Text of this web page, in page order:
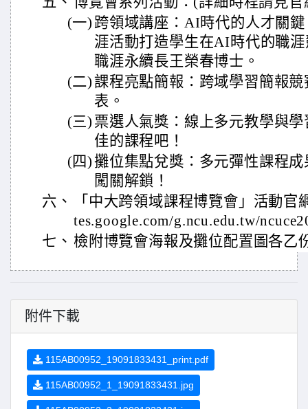
(一) 跨領域講座：AI時代的人才關
涯活動打造學生在AI時代的職
職涯永續長王榮春博士。
(二)課程亮點簡報：跨域學習簡報
表。
(三) 票選人氣獎：線上多元教學與
佳的課程吧！
(四)攤位集點兌獎：多元彈性課程
闖關解鎖！
六、
「中大跨領域課程博覽會」活動
tes.google.com/g.ncu.edu.tw/
七、 檢附博覽會海報及攤位配置圖各乙
附件下載
115AB00952_19091833431_print.pdf
115AB00952_1_19091833431.jpg